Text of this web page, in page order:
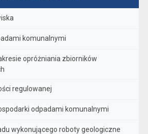
komunalnymi
opróżniania zbiorników
regulowanej
odpadami komunalnymi
wykonującego roboty geologiczne